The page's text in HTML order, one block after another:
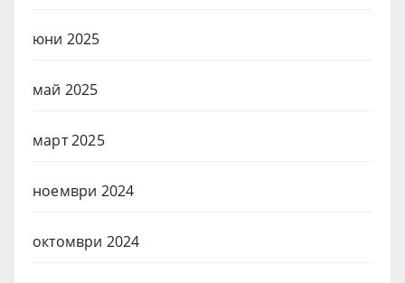
юни 2025
май 2025
март 2025
ноември 2024
октомври 2024